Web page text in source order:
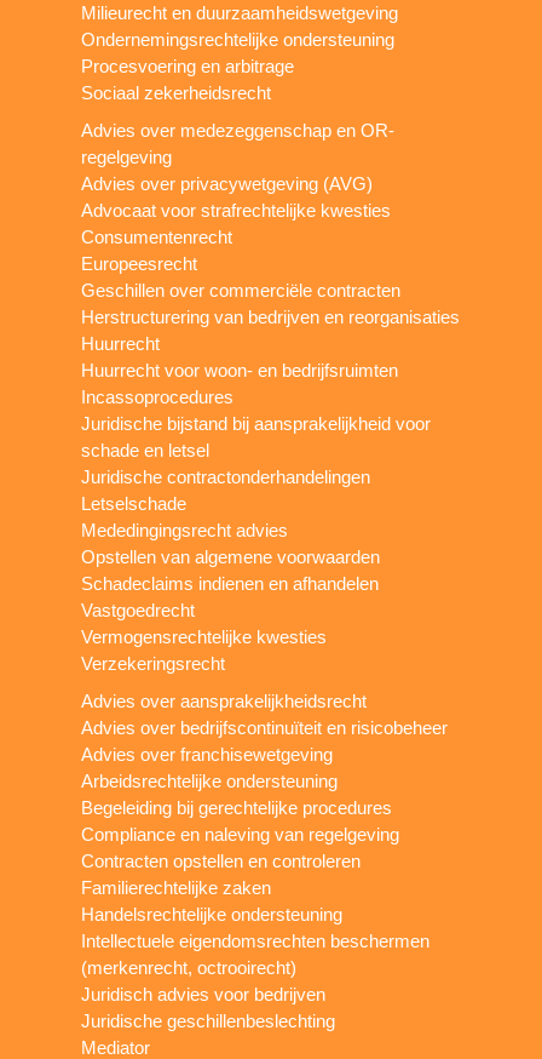
Milieurecht en duurzaamheidswetgeving
Ondernemingsrechtelijke ondersteuning
Procesvoering en arbitrage
Sociaal zekerheidsrecht
Advies over medezeggenschap en OR-
regelgeving
Advies over privacywetgeving (AVG)
Advocaat voor strafrechtelijke kwesties
Consumentenrecht
Europeesrecht
Geschillen over commerciële contracten
Herstructurering van bedrijven en reorganisaties
Huurrecht
Huurrecht voor woon- en bedrijfsruimten
Incassoprocedures
Juridische bijstand bij aansprakelijkheid voor
schade en letsel
Juridische contractonderhandelingen
Letselschade
Mededingingsrecht advies
Opstellen van algemene voorwaarden
Schadeclaims indienen en afhandelen
Vastgoedrecht
Vermogensrechtelijke kwesties
Verzekeringsrecht
Advies over aansprakelijkheidsrecht
Advies over bedrijfscontinuïteit en risicobeheer
Advies over franchisewetgeving
Arbeidsrechtelijke ondersteuning
Begeleiding bij gerechtelijke procedures
Compliance en naleving van regelgeving
Contracten opstellen en controleren
Familierechtelijke zaken
Handelsrechtelijke ondersteuning
Intellectuele eigendomsrechten beschermen
(merkenrecht, octrooirecht)
Juridisch advies voor bedrijven
Juridische geschillenbeslechting
Mediator